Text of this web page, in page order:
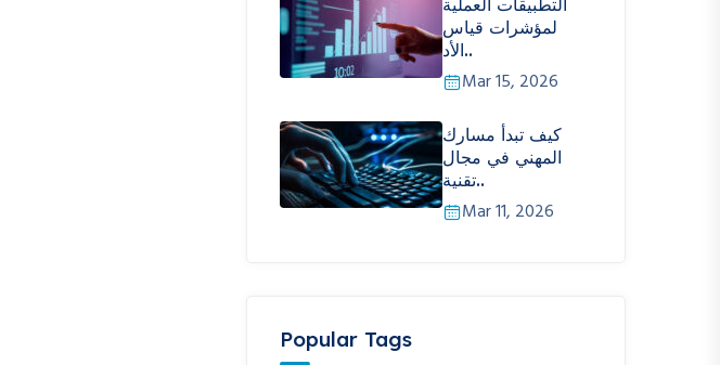
التطبيقات العملية
لمؤشرات قياس
الأد..
Mar 15, 2026
كيف تبدأ مسارك
المهني في مجال
تقنية..
Mar 11, 2026
Popular Tags